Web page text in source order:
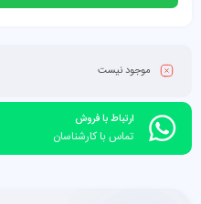
موجود نیست
ارتباط با فروش
تماس با کارشناسان